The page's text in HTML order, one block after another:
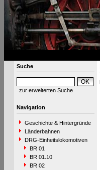
Suche
zur erweiterten Suche
Navigation
Geschichte & Hintergründe
Länderbahnen
DRG-Einheitslokomotiven
BR 01
BR 01.10
BR 02